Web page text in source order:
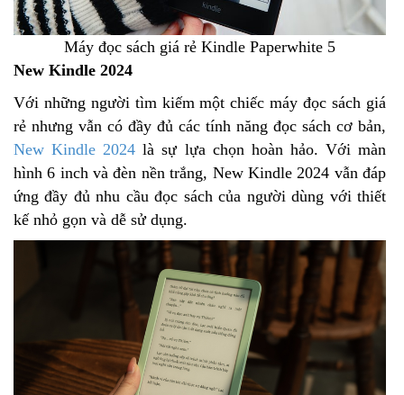
Máy đọc sách giá rẻ Kindle Paperwhite 5
New Kindle 2024
Với những người tìm kiếm một chiếc máy đọc sách giá
rẻ nhưng vẫn có đầy đủ các tính năng đọc sách cơ bản,
New Kindle 2024 là sự lựa chọn hoàn hảo. Với màn
hình 6 inch và đèn nền trắng, New Kindle 2024 vẫn đáp
ứng đầy đủ nhu cầu đọc sách của người dùng với thiết
kế nhỏ gọn và dễ sử dụng.